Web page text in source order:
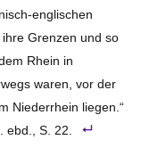
englischen
Grenzen und so
Rhein in
waren, vor der
Niederrhein liegen.“
ebd., S. 22.